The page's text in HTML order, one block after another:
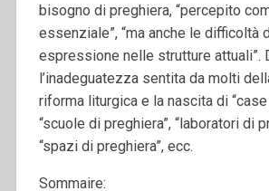
bisogno di preghiera, “percepito
essenziale”, “ma anche le difficoltà
espressione nelle strutture attuali”.
l’inadeguatezza sentita da molti
riforma liturgica e la nascita di “case
“scuole di preghiera”, “laboratori di
“spazi di preghiera”, ecc.
Sommaire: